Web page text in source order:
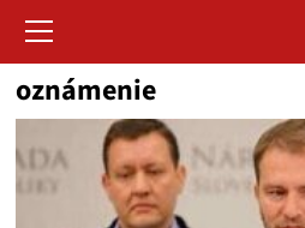
Menu
oznámenie